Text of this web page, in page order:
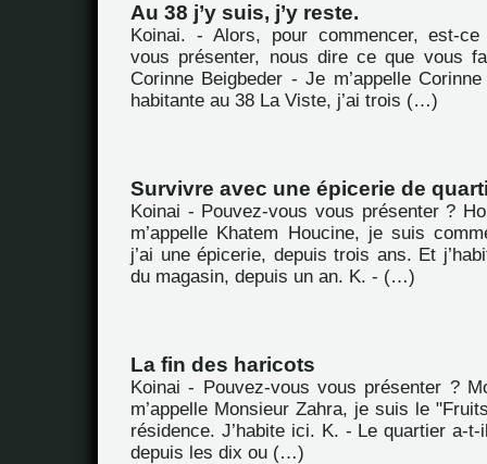
Au 38 j’y suis, j’y reste.
Koinai. - Alors, pour commencer, est-
vous présenter, nous dire ce que vous
Corinne Beigbeder - Je m’appelle
habitante au 38 La Viste, j’ai trois (…)
Survivre avec une épicerie de
Koinai - Pouvez-vous vous présenter ?
m’appelle Khatem Houcine, je suis
j’ai une épicerie, depuis trois ans. Et
du magasin, depuis un an. K. - (…)
La fin des haricots
Koinai - Pouvez-vous vous présenter ?
m’appelle Monsieur Zahra, je suis le
résidence. J’habite ici. K. - Le quartier a-t-
depuis les dix ou (…)